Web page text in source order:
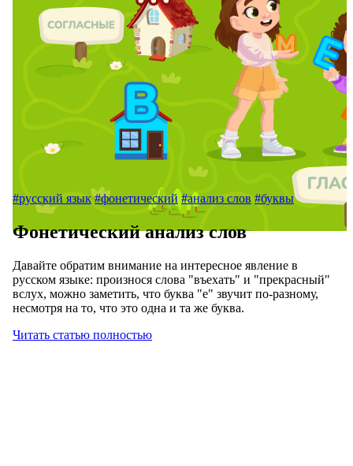
#русский язык #фонетический #анализ слов #буквы
Фонетический анализ слов
Давайте обратим внимание на интересное явление в
русском языке: произнося слова "въехать" и "прекрасный"
вслух, можно заметить, что буква "е" звучит по-разному,
несмотря на то, что это одна и та же буква.
Читать статью полностью